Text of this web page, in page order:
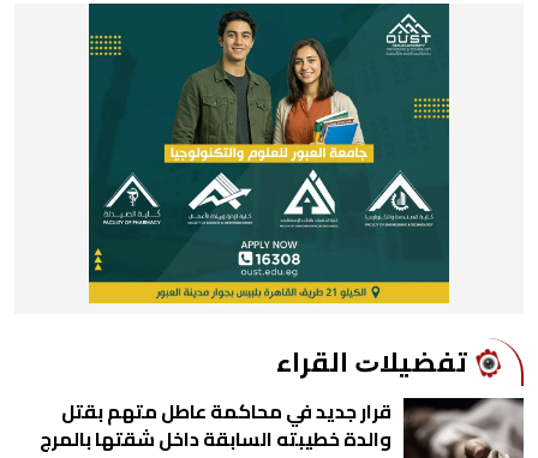
ﺗﻔﻀﻴﻼﺕ اﻟﻘﺮاء
قرار جديد في محاكمة عاطل متهم بقتل
والدة خطيبته السابقة داخل شقتها بالمرج